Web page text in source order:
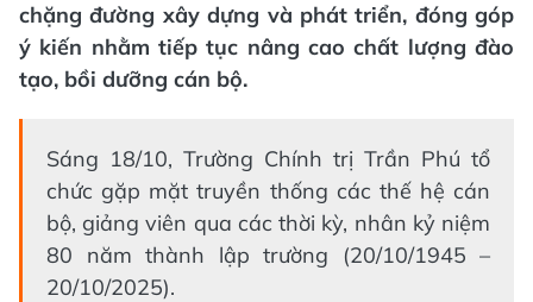
chặng đường xây dựng và phát triển, đóng góp
ý kiến nhằm tiếp tục nâng cao chất lượng đào
tạo, bồi dưỡng cán bộ.
Sáng 18/10, Trường Chính trị Trần Phú tổ
chức gặp mặt truyền thống các thế hệ cán
bộ, giảng viên qua các thời kỳ, nhân kỷ niệm
80 năm thành lập trường (20/10/1945 –
20/10/2025).